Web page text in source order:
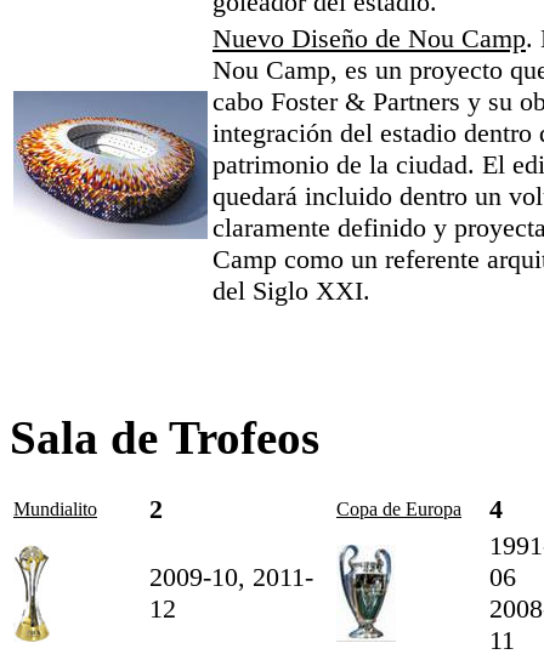
Nuevo Diseño de Nou Camp.
Nou Camp, es un proyecto
cabo Foster & Partners y su
integración del estadio dentro
patrimonio de la ciudad. El
quedará incluido dentro un
claramente definido y
Camp como un referente
del Siglo XXI.
Sala de Trofeos
Mundialito 2 Copa de Europa 4
2009-10, 2011-
12
06
11